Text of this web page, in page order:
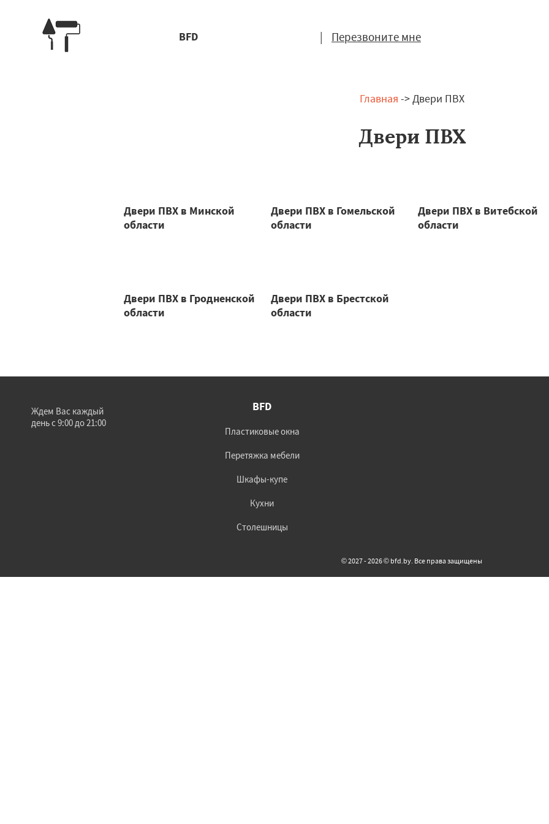
BFD | Перезвоните мне
Главная -> Двери ПВХ
Двери ПВХ
Двери ПВХ в Минской
области
Двери ПВХ в Гомельской
области
Двери ПВХ в Витебской
области
Двери ПВХ в Гродненской
области
Двери ПВХ в Брестской
области
Ждем Вас каждый
день с 9:00 до 21:00
BFD
Пластиковые окна
Перетяжка мебели
Шкафы-купе
Кухни
Столешницы
© 2027 - 2026 © bfd.by. Все права защищены